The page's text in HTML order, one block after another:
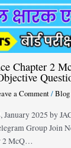
Chapter 2
a Comment /Blog
January 2025 by
Group Join
2 McQ…